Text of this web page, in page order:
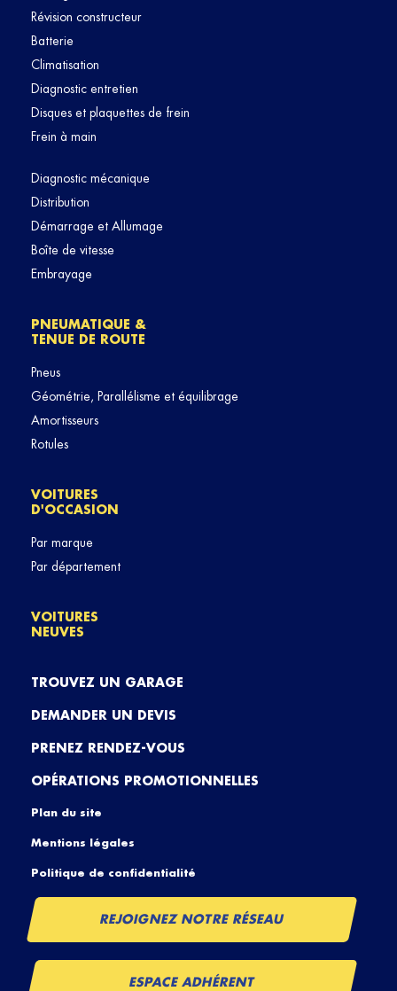
Révision constructeur
Batterie
Climatisation
Diagnostic entretien
Disques et plaquettes de frein
Frein à main
Diagnostic mécanique
Distribution
Démarrage et Allumage
Boîte de vitesse
Embrayage
PNEUMATIQUE &
TENUE DE ROUTE
Pneus
Géométrie, Parallélisme et équilibrage
Amortisseurs
Rotules
VOITURES
D'OCCASION
Par marque
Par département
VOITURES
NEUVES
TROUVEZ UN GARAGE
DEMANDER UN DEVIS
PRENEZ RENDEZ-VOUS
OPÉRATIONS PROMOTIONNELLES
Plan du site
Mentions légales
Politique de confidentialité
REJOIGNEZ NOTRE RÉSEAU
ESPACE ADHÉRENT